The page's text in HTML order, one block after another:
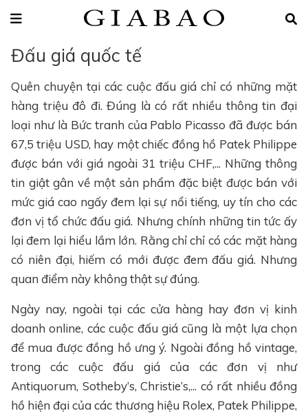
Đấu giá quốc tế
Quên chuyện tại các cuộc đấu giá chỉ có những mặt
hàng triệu đô đi. Đúng là có rất nhiều thông tin đại
loại như là Bức tranh của Pablo Picasso đã được bán
67,5 triệu USD, hay một chiếc đồng hồ Patek Philippe
được bán với giá ngoài 31 triệu CHF,... Những thông
tin giật gân về một sản phẩm đặc biệt được bán với
mức giá cao ngấy đem lại sự nổi tiếng, uy tín cho các
đơn vị tổ chức đấu giá. Nhưng chính những tin tức ấy
lại đem lại hiểu lầm lớn. Rằng chỉ chỉ có các mặt hàng
có niên đại, hiếm có mới được đem đấu giá. Nhưng
quan điểm này không thật sự đúng.
Ngày nay, ngoài tại các cửa hàng hay đơn vị kinh
doanh online, các cuộc đấu giá cũng là một lựa chọn
để mua được đồng hồ ưng ý. Ngoài đồng hồ vintage,
trong các cuộc đấu giá của các đơn vị như
Antiquorum, Sotheby’s, Christie’s,... có rất nhiều đồng
hồ hiện đại của các thương hiệu Rolex, Patek Philippe,